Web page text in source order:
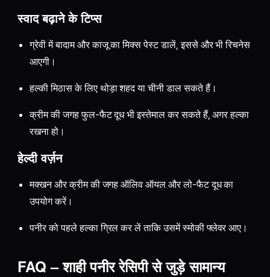
स्वाद बढ़ाने के टिप्स
ग्रेवी में बादाम और काजू का मिक्स पेस्ट डालें, इससे और भी रिचनेस
आएगी।
हल्की मिठास के लिए थोड़ा शहद या चीनी डाल सकते हैं।
क्रीम की जगह फुल-फैट दूध भी इस्तेमाल कर सकते हैं, अगर हल्का
रखना हो।
हेल्दी वर्ज़न
मक्खन और क्रीम की जगह ऑलिव ऑयल और लो-फैट दूध का
उपयोग करें।
पनीर को पहले हल्का ग्रिल कर लें ताकि उसमें स्मोकी फ्लेवर आए।
FAQ – शाही पनीर रेसिपी से जुड़े सामान्य